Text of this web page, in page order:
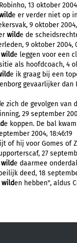
13 oktober 2004,
e er verder niet op
9 oktober 2004,
wilde de
9 oktober 2004,
wilde leggen voor een
als hoofdcoach, 4
e ik graag bij een
gevaarlijker dan
e zich de gevolgen van
29 september
e koppen. De bal
2004, 18:46:19
of hij voor Gomes of
27
wilde daarmee
deed, 18
wilden hebben", aldus